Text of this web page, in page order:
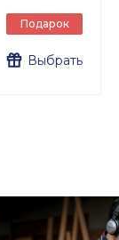
Подарок
Выбрать